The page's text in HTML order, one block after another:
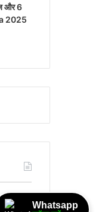
और 6
2025
Whatsapp